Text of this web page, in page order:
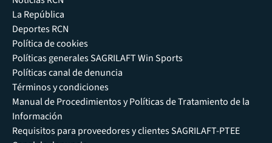
La República
Deportes RCN
Política de cookies
Políticas generales SAGRILAFT Win Sports
Políticas canal de denuncia
Términos y condiciones
Manual de Procedimientos y Políticas de Tratamiento de la
Información
Requisitos para proveedores y clientes SAGRILAFT-PTEE